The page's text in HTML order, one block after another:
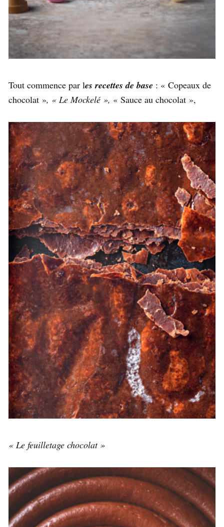
Tout commence par les recettes de base : « Copeaux de
chocolat », « Le Mockelé », « Sauce au chocolat »,
« Le feuilletage chocolat »